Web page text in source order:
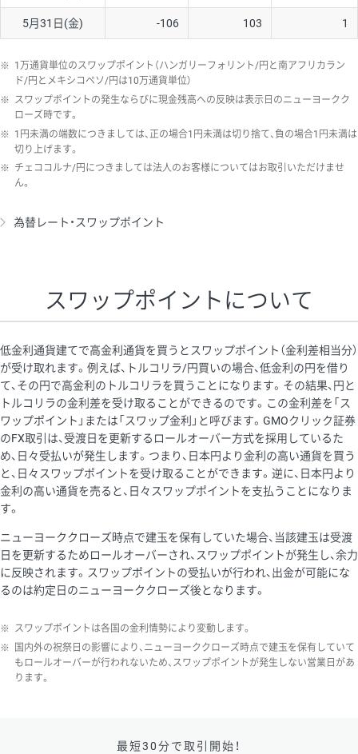
5月31日(金) -106 103 1
※ 1万通貨単位のスワップポイント（ハンガリーフォリント/円と南アフリカラン
ド/円とメキシコペソ/円は10万通貨単位）
※ スワップポイントの発生ならびに現金残高への反映は表示日のニューヨークク
ローズ時です。
※ 1円未満の端数につきましては、正の場合1円未満は切り捨て、負の場合1円未満は
切り上げます。
※ チェココルナ/円につきましては法人のお客様についてはお取引いただけませ
ん。
為替レート・スワップポイント
スワップポイントについて
低金利通貨建てで高金利通貨を買うとスワップポイント（金利差相当分）
が受け取れます。例えば、トルコリラ/円買いの場合、低金利の円を借り
て、その円で高金利のトルコリラを買うことになります。その結果、円と
トルコリラの金利差を受け取ることができるのです。この金利差を「ス
ワップポイント」または「スワップ金利」と呼びます。GMOクリック証券
のFX取引は、受渡日を更新するロールオーバー方式を採用しているた
め、日々受払いが発生します。つまり、日本円より金利の高い通貨を買う
と、日々スワップポイントを受け取ることができます。逆に、日本円より
金利の高い通貨を売ると、日々スワップポイントを支払うことになりま
す。
ニューヨーククローズ時点で建玉を保有していた場合、当該建玉は受渡
日を更新するためロールオーバーされ、スワップポイントが発生し、余力
に反映されます。スワップポイントの受払いが行われ、出金が可能にな
るのは約定日のニューヨーククローズ後となります。
※ スワップポイントは各国の金利情勢により変動します。
※
国内外の祝祭日の影響により、ニューヨーククローズ時点で建玉を保有していて
もロールオーバーが行われないため、スワップポイントが発生しない営業日があ
ります。
最短30分で取引開始！